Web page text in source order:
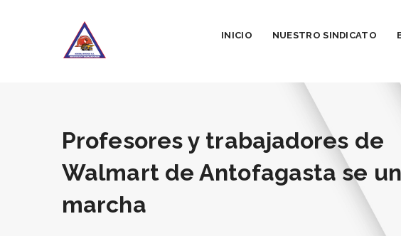
INICIO NUESTRO SINDICATO
Profesores y trabajadores de
Walmart de Antofagasta se
marcha